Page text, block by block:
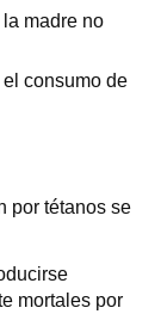
madre no
consumo de
por tétanos se
mortales por